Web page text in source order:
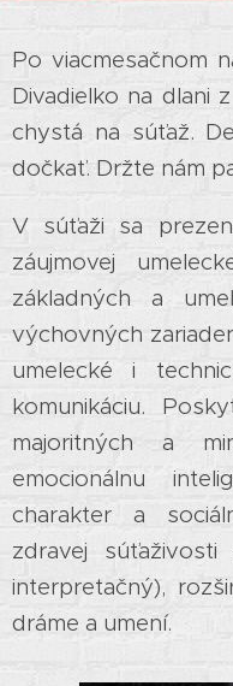
Po viacmesačnom
Divadielko na dlani
chystá na súťaž.
dočkať. Držte nám
V súťaži sa
záujmovej
základných a
výchovných
umelecké i
komunikáciu.
majoritných a
emocionálnu
charakter a
zdravej
interpretačný),
dráme a umení.